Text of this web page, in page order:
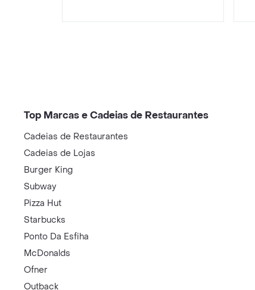
Top Marcas e Cadeias de Restaurantes
Cadeias de Restaurantes
Cadeias de Lojas
Burger King
Subway
Pizza Hut
Starbucks
Ponto Da Esfiha
McDonalds
Ofner
Outback